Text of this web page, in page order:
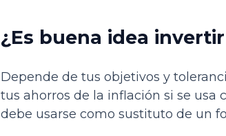
¿Es buena idea
Depende de tus objetivos y
tus ahorros de la inflación si se usa
debe usarse como sustituto de un